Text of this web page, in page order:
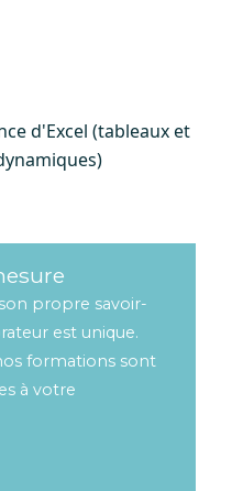
d'Excel (tableaux et
propre savoir-
est unique.
formations sont
à votre